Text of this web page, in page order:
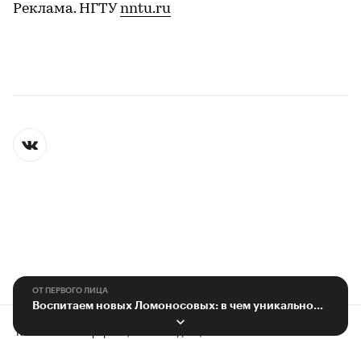
Реклама. НГТУnntu.ru
ОТ ПЕРВОГО ЛИЦА
Воспитаем новых Ломоносовых: в чем уникальность научного центра ННГУ?
Контактная информация
Редакция